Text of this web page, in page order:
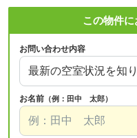
この物件
お問い合わせ内容
お名前 （例：田中 太郎）